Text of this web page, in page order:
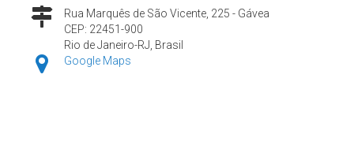
Rua Marquês de São Vicente, 225 - Gávea
CEP: 22451-900
Rio de Janeiro-RJ, Brasil
Google Maps